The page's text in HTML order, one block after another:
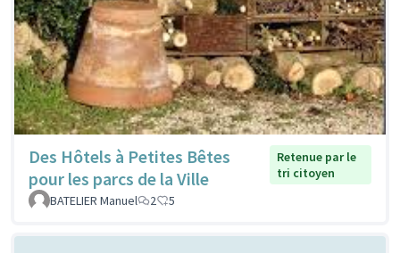
Des Hôtels à Petites Bêtes
pour les parcs de la Ville
Retenue par le
tri citoyen
BATELIER Manuel
2 5